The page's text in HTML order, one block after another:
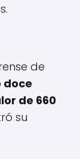
de
doce
de 660
su